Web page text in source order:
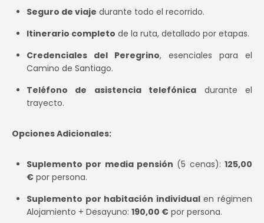
Seguro de viaje durante todo el recorrido.
Itinerario completo de la ruta, detallado por etapas.
Credenciales del Peregrino, esenciales para el
Camino de Santiago.
Teléfono de asistencia telefónica durante el
trayecto.
Opciones Adicionales:
Suplemento por media pensión (5 cenas): 125,00
€ por persona.
Suplemento por habitación individualen régimen
Alojamiento + Desayuno: 190,00 € por persona.